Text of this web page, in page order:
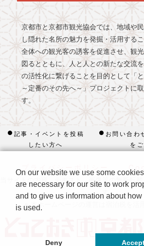
京都市と京都市観光協会では、地域や
し隠れた名所の魅力を発掘・活用する
全体への観光客の誘客を促進させ、観
図るとともに、人と人との新たな交流
の活性化に繋げることを目的として「
～定番のその先へ～」プロジェクトに
す。
記事・イベントを投稿
したい方へ
お問い合わ
を
プライバシーポリシー
当サイトの内容、テキスト、画像等の無断転
す。
※ 本ホームページの運営は宿泊税を活
On our website we use some
are necessary for our site to work
and to give us information about how
is used.
Deny